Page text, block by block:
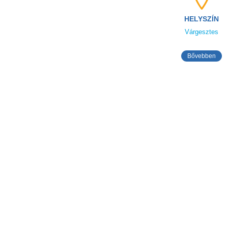
HELYSZÍN
Várgesztes
Bővebben